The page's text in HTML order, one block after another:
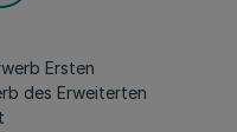
Ersten
des Erweiterten